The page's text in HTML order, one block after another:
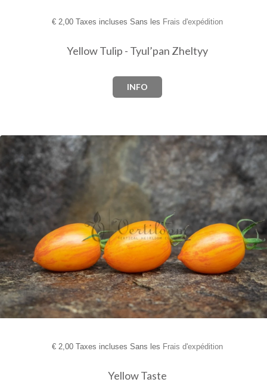
€2,00 Taxes incluses Sans les Frais d'expédition
Yellow Tulip - Tyul’pan Zheltyy
INFO
€2,00 Taxes incluses Sans les Frais d'expédition
Yellow Taste